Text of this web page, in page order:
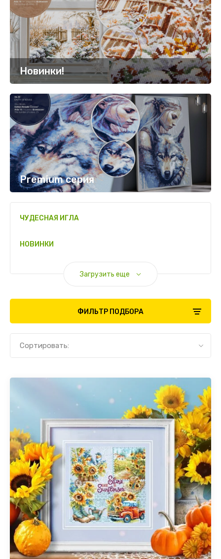
Новинки!
Premium серия
ЧУДЕСНАЯ ИГЛА
НОВИНКИ
Загрузить еще
ФИЛЬТР ПОДБОРА
Сортировать: